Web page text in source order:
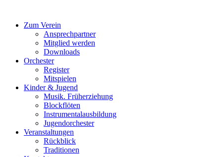
Zum Verein
Ansprechpartner
Mitglied werden
Downloads
Orchester
Register
Mitspielen
Kinder & Jugend
Musik. Früherziehung
Blockflöten
Instrumentalausbildung
Jugendorchester
Veranstaltungen
Rückblick
Traditionen